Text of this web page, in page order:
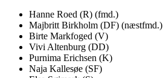
Hanne Roed (R) (fmd.)
Majbritt Birkholm (DF) (næstfmd.)
Birte Markfoged (V)
Vivi Altenburg (DD)
Purnima Erichsen (K)
Naja Kallesøe (SF)